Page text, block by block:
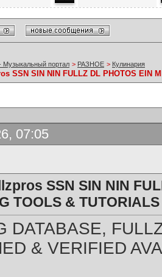
Музыкальный портал > РАЗНОЕ > Кулинария
SSN SIN NIN FULLZ DL PHOTOS EIN
07:05
SSN SIN NIN
TOOLS & TUTORIALS
DATABASE,
& VERIFIED